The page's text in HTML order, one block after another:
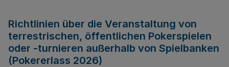
Richtlinien über die Veranstaltung von
terrestrischen, öffentlichen Pokerspielen
oder -turnieren außerhalb von Spielbanken
(Pokererlass 2026)